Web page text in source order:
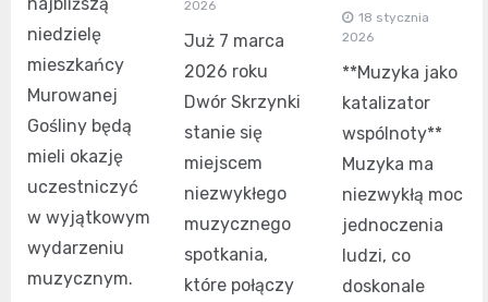
niedzielę
mieszkańcy
Murowanej
Gośliny będą
mieli okazję
uczestniczyć
w wyjątkowym
wydarzeniu
muzycznym.
2026
Już 7 marca
2026 roku
Dwór Skrzynki
stanie się
miejscem
niezwykłego
muzycznego
spotkania,
które połączy
18 stycznia
2026
**Muzyka jako
katalizator
wspólnoty**
Muzyka ma
niezwykłą moc
jednoczenia
ludzi, co
doskonale